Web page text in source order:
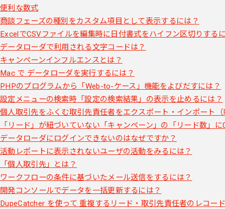
便利な数式
商談フェーズの種別をカスタム項目として表示するには？
ExcelでCSVファイルを編集時に日付書式をハイフン区切りする
データローダで利用される文字コードは？
キャンペーンインフルエンスとは？
Mac で データローダを実行するには？
PHPのプログラムから「Web-to-ケース」機能をよびだすには？
設定メニューの検索時「設定の検索結果」の表示を止めるには？
個人取引先をふくむ取引先責任者をエクスポート・インポート
「リード」が紐づいていない「キャンペーン」の「リード数」
データローダにログインできないのはなぜですか？
活動レポートに表示されないユーザの活動をみるには？
「個人取引先」とは？
ワークフローの条件に基づいたメール送信をするには？
開発コンソールでデータを一括更新するには？
DupeCatcher を使って 重複するリード・取引先責任者のレコー